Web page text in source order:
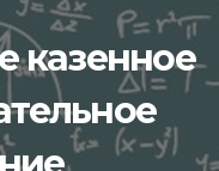
казенное